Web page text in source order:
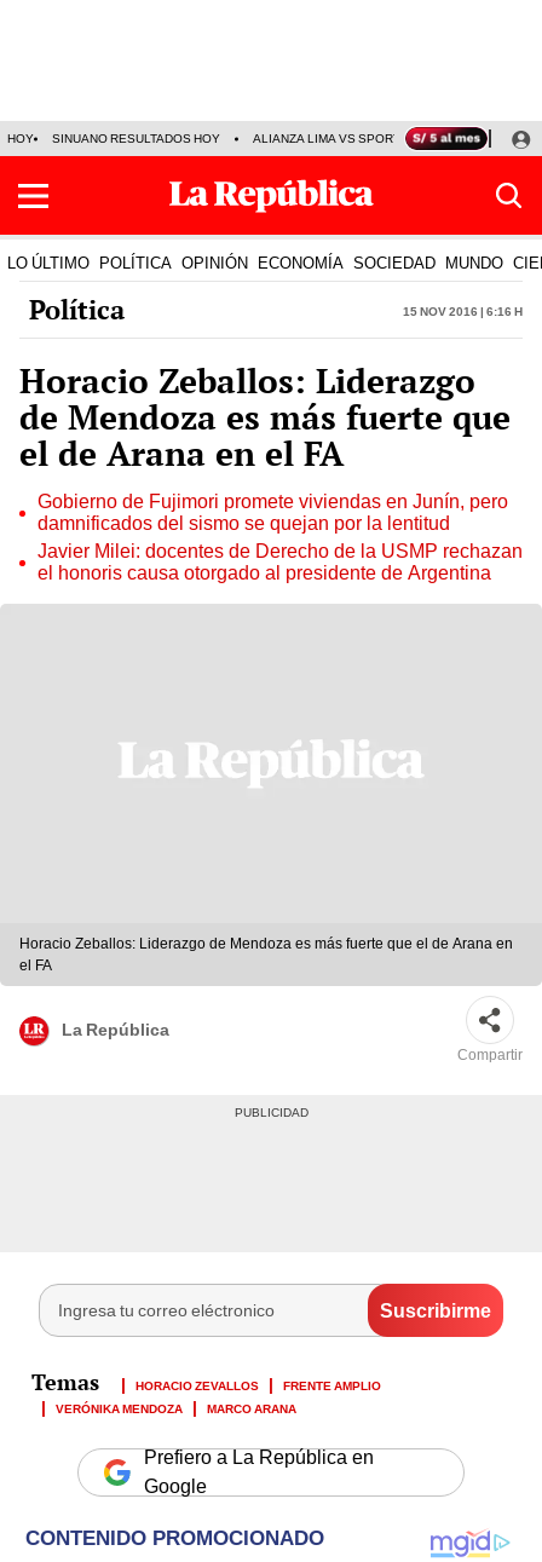
HOY SINUANO RESULTADOS HOY ALIANZA LIMA VS SPORT BOYS JORGE
LO ÚLTIMO POLÍTICA OPINIÓN ECONOMÍA SOCIEDAD MUNDO
Política 15 Nov 2016 | 6:16 h
Horacio Zeballos: Liderazgo
de Mendoza es más fuerte que
el de Arana en el FA
Gobierno de Fujimori promete viviendas en Junín, pero
damnificados del sismo se quejan por la lentitud
Javier Milei: docentes de Derecho de la USMP rechazan
el honoris causa otorgado al presidente de Argentina
Horacio Zeballos: Liderazgo de Mendoza es más fuerte que el de Arana en
el FA
La República
Compartir
HORACIO ZEVALLOS
FRENTE AMPLIO
VERÓNIKA MENDOZA
MARCO ARANA
Prefiero a La República en
Google